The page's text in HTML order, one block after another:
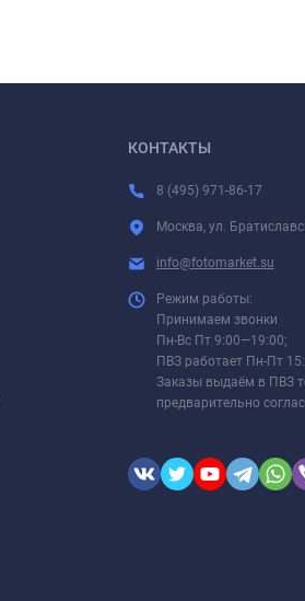
КОНТАКТЫ
8 (495) 971-86-17
Москва, ул.
info@fotomarket.su
Режим работы:
Принимаем звонки
Пн-Вс Пт 9:00—19:00;
ПВЗ работает Пн-Пт
Заказы выдаём в ПВЗ
предварительно